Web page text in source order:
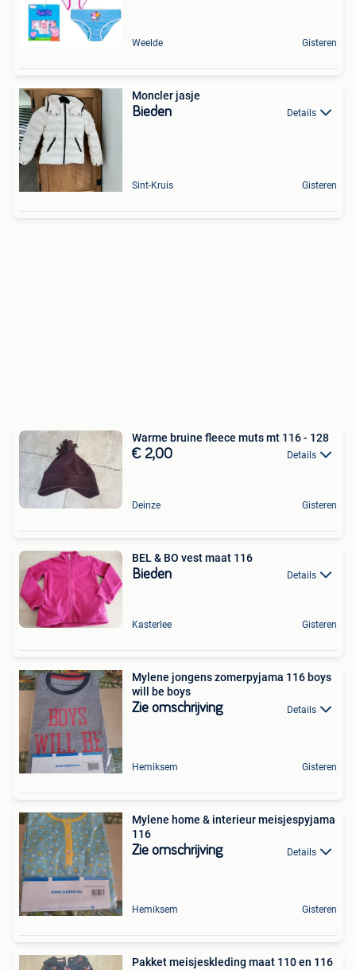
Weelde Gisteren
Moncler jasje
Bieden Details
Sint-Kruis Gisteren
Warme bruine fleece muts mt 116 - 128
€ 2,00 Details
Deinze Gisteren
BEL & BO vest maat 116
Bieden Details
Kasterlee Gisteren
Mylene jongens zomerpyjama 116 boys
will be boys
Zie omschrijving Details
Hemiksem Gisteren
Mylene home & interieur meisjespyjama
116
Zie omschrijving Details
Hemiksem Gisteren
Pakket meisjeskleding maat 110 en 116